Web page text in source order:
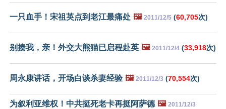
一只血手！宋祖英点到老江最痛处 🖼️ 2011/12/5 (60,705次)
别揍我，亲！外交大熊猫已启程赴英 🖼️ 2011/12/4 (33,918次)
周永康讲话，开场白谈杀妻经验 🖼️ 2011/12/3 (70,554次)
为叙利亚维权！中共挺死老卡再挺阿萨德 🖼️ 2011/12/3